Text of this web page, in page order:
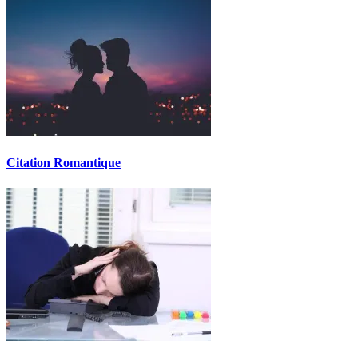
Citation Romantique